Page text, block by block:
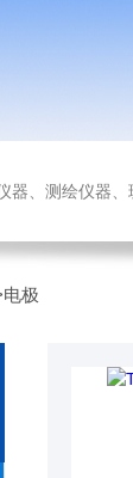
绘仪器、玻璃仪
电极